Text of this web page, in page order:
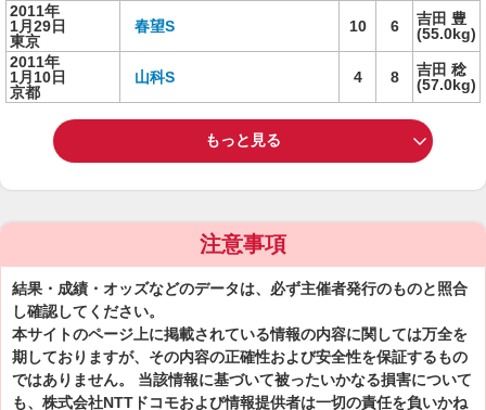
2011年
1月29日
東京
春望S 10 6
吉田 豊
(55.0kg)
2011年
1月10日
京都
山科S 4 8
吉田 稔
(57.0kg)
もっと見る
注意事項
結果・成績・オッズなどのデータは、必ず主催者発行のものと照合
し確認してください。
本サイトのページ上に掲載されている情報の内容に関しては万全を
期しておりますが、その内容の正確性および安全性を保証するもの
ではありません。 当該情報に基づいて被ったいかなる損害について
も、株式会社NTTドコモおよび情報提供者は一切の責任を負いかね